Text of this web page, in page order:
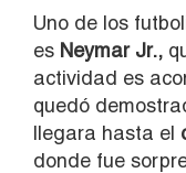
Uno de los
es Neymar Jr.,
actividad es
quedó
llegara hasta el
donde fue